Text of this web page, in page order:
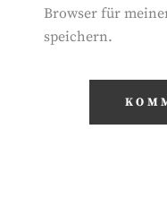
Browser für
speichern.